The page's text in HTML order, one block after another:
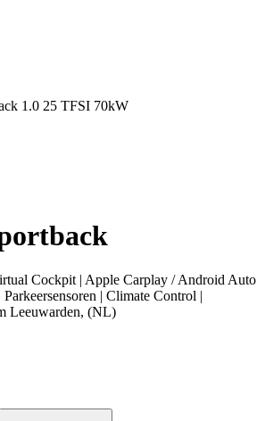
1.0 25 TFSI 70kW
Cockpit | Apple Carplay / Android Auto
| Climate Control |
Leeuwarden, (NL)